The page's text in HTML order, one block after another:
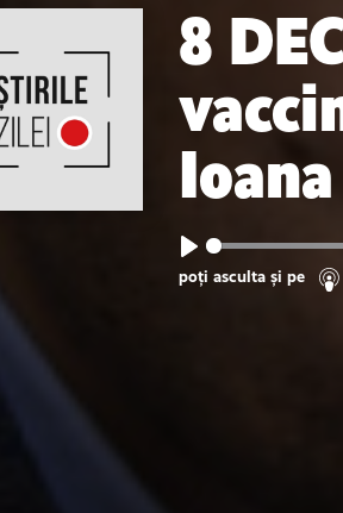
8
Play
poți asculta și pe